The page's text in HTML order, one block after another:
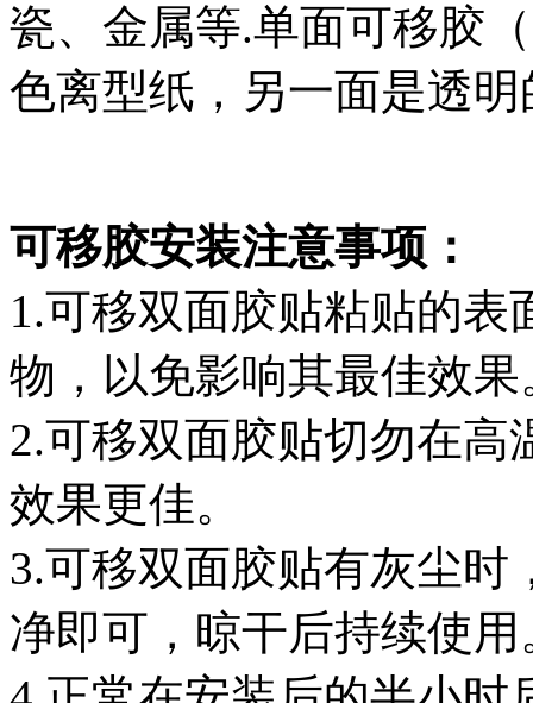
瓷、金属等.单面可移胶
色离型纸，另一面是透
可移胶安装注意事项：
1.可移双面胶贴粘贴的
物，以免影响其最佳效果
2.可移双面胶贴切勿在
效果更佳。
3.可移双面胶贴有灰尘
净即可，晾干后持续使用